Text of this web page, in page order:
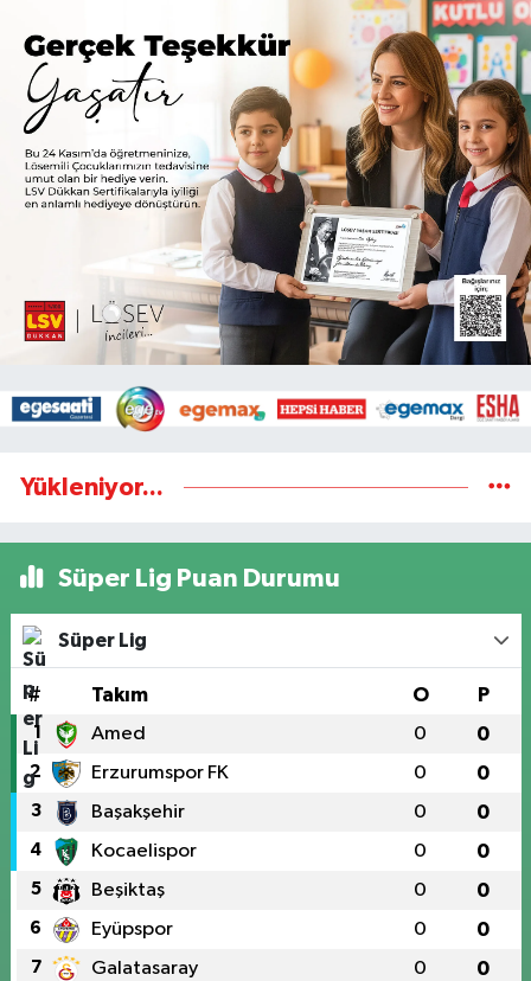
Yükleniyor...
Süper Lig Puan Durumu
Süper Lig
# Takım O P
1 Amed 0 0
2 Erzurumspor FK 0 0
3 Başakşehir 0 0
4 Kocaelispor 0 0
5 Beşiktaş 0 0
6 Eyüpspor 0 0
7 Galatasaray 0 0